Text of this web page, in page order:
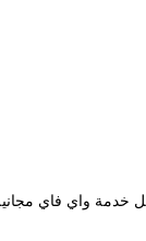
ويتميز بغرف تشمل خدمة